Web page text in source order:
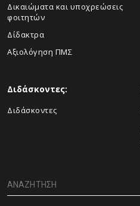
Δικαιώματα και υποχρεώσεις
φοιτητών
Δίδακτρα
Αξιολόγηση ΠΜΣ
Διδάσκοντες:
Διδάσκοντες